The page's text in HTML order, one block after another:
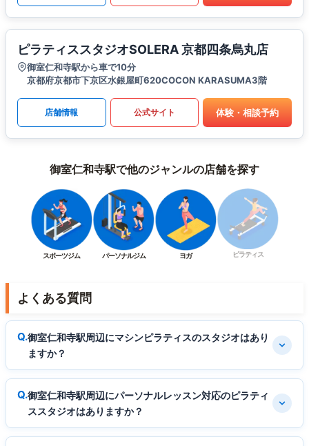
ピラティススタジオSOLERA 京都四条烏丸店
御室仁和寺駅から車で10分
京都府京都市下京区水銀屋町620COCON KARASUMA3階
店舗情報 公式サイト 体験・相談予約
御室仁和寺駅で他のジャンルの店舗を探す
スポーツジム パーソナルジム ヨガ ピラティス
よくある質問
御室仁和寺駅周辺にマシンピラティスのスタジオはあり
ますか？
御室仁和寺駅周辺にパーソナルレッスン対応のピラティ
ススタジオはありますか？